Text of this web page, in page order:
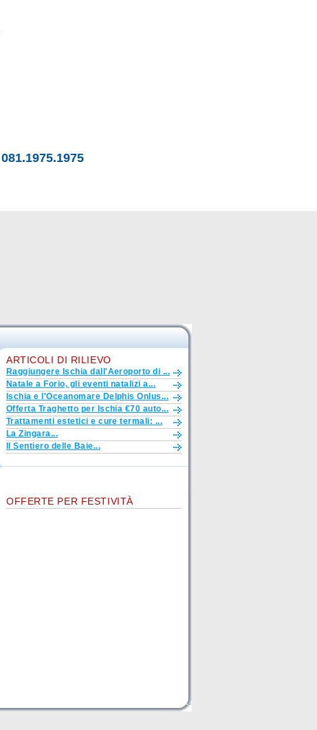
081.1975.1975
ARTICOLI DI RILIEVO
Raggiungere Ischia dall'Aeroporto di ...
Natale a Forio, gli eventi natalizi a...
Ischia e l'Oceanomare Delphis Onlus...
Offerta Traghetto per Ischia €70 auto...
Trattamenti estetici e cure termali: ...
La Zingara...
Il Sentiero delle Baie...
OFFERTE PER FESTIVITÀ